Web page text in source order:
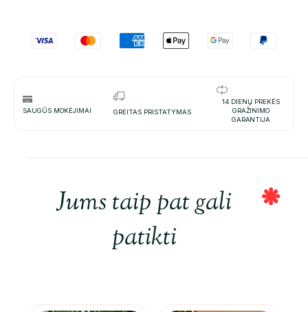
SAUGŪS MOKĖJIMAI GREITAS PRISTATYMAS
14 DIENŲ PREKĖS
GRAŽINIMO
GARANTIJA
Jums taip pat gali
patikti